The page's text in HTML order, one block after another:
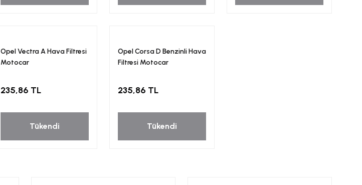
Opel Vectra A Hava Filtresi
Motocar
235,86 TL
Tükendi
Opel Corsa D Benzinli Hava
Filtresi Motocar
235,86 TL
Tükendi